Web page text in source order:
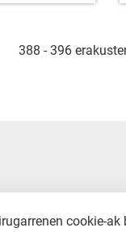
388 - 396
cookie-